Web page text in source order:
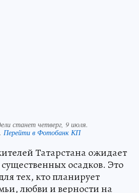
станет четверг, 9 июля.
Перейти в Фотобанк КП
Татарстана ожидает
существенных осадков. Это
тех, кто планирует
любви и верности на